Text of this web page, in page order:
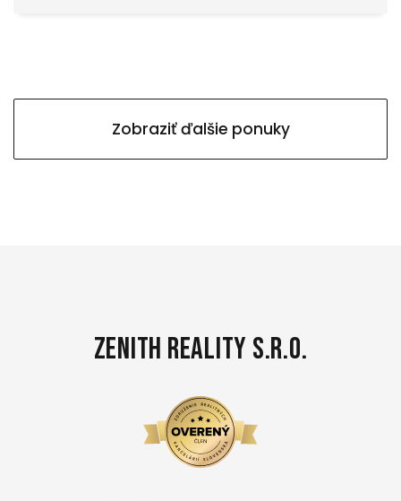
Zobraziť ďalšie ponuky
Zenith Reality s.r.o.